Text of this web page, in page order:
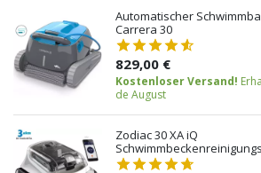
Automatischer
Carrera 30
829,00 €
Kostenloser Versand!
de August
Zodiac 30 XA iQ